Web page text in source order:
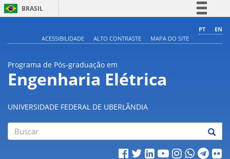
BRASIL
Comunica BR
Acesso à informação
Legislação
PT
EN
ACESSIBILIDADE
ALTO CONTRASTE MAPA DO SITE
Programa de Pós-graduação em
Engenharia Elétrica
UNIVERSIDADE FEDERAL DE UBERLÂNDIA